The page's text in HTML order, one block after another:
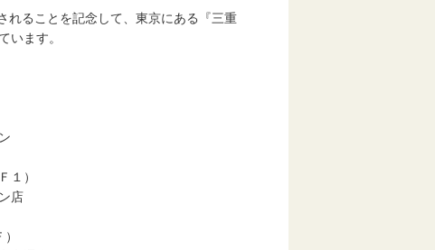
ることを記念して、東京にある『三重
います。
）
店